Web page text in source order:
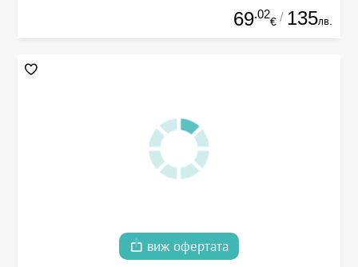
69.02
€ / 135лв.
виж офертата